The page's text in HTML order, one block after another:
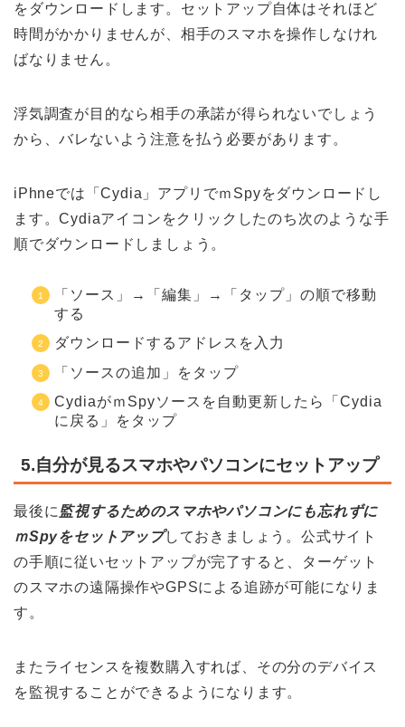
をダウンロードします。セットアップ自体はそれほど
時間がかかりませんが、相手のスマホを操作しなけれ
ばなりません。
浮気調査が目的なら相手の承諾が得られないでしょう
から、バレないよう注意を払う必要があります。
iPhneでは「Cydia」アプリでｍSpyをダウンロードし
ます。Cydiaアイコンをクリックしたのち次のような手
順でダウンロードしましょう。
「ソース」→「編集」→「タップ」の順で移動
する
ダウンロードするアドレスを入力
「ソースの追加」をタップ
CydiaがｍSpyソースを自動更新したら「Cydia
に戻る」をタップ
5.自分が見るスマホやパソコンにセットアップ
最後に 監視するためのスマホやパソコンにも忘れずに
ｍSpyをセットアップしておきましょう。公式サイト
の手順に従いセットアップが完了すると、ターゲット
のスマホの遠隔操作やGPSによる追跡が可能になりま
す。
またライセンスを複数購入すれば、その分のデバイス
を監視することができるようになります。